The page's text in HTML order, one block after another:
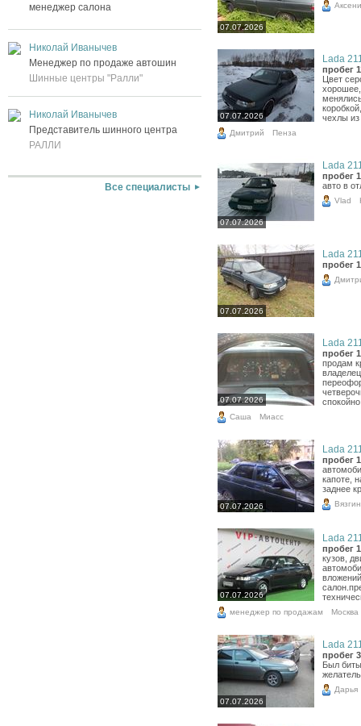
менеджер салона
Николай Иванычев
Менеджер по продаже автошин
Шинные центры "Ралли"
Николай Иванычев
Представитель шинного центра
РАЛЛИ
Все специалисты
07.07.2026
07.07.2026
Lada
пробег
Цвет
чехлы из
Дмитрий Пенза
07.07.2026
Lada
пробег
авто в
Vlad
07.07.2026
Lada
пробег
07.07.2026
Lada
пробег
продам
Cаша Миасс
07.07.2026
Lada
пробег
капоте,
заднее
07.07.2026
Lada
пробег
кузов,
менеджер по продажам Москва
07.07.2026
Lada
пробег
Был
Дарья